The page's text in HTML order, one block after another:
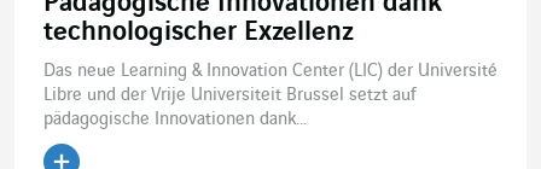
technologischer Exzellenz
Das neue Learning & Innovation Center (LIC) der Université
Libre und der Vrije Universiteit Brussel setzt auf
pädagogische Innovationen dank...